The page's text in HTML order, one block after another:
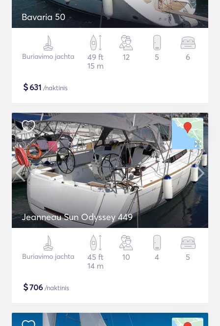
Bavaria 50
Buriavimo jachta
49 ft
15 m
12 5 6
$631 /naktinis
Jeanneau Sun Odyssey 449
Buriavimo jachta
45 ft
14 m
10 4 5
$706 /naktinis